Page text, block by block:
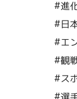
#進
#日
#エ
#観
#ス
#選